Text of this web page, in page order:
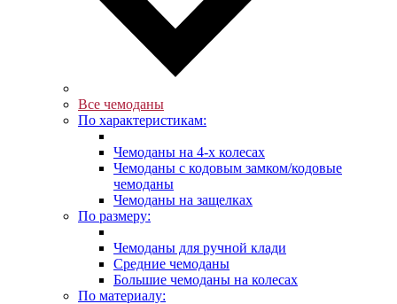
Все чемоданы
По характеристикам:
Чемоданы на 4-х колесах
Чемоданы с кодовым замком/кодовые
чемоданы
Чемоданы на защелках
По размеру:
Чемоданы для ручной клади
Средние чемоданы
Большие чемоданы на колесах
По материалу: